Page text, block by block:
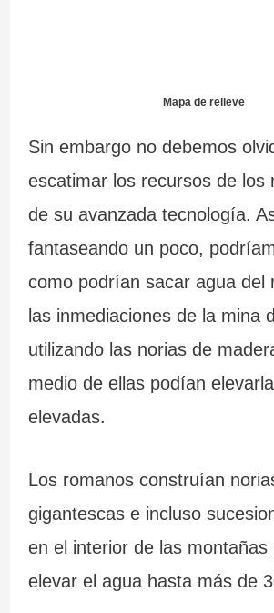
Mapa de relieve
Sin embargo no debemos
escatimar los recursos de los
de su avanzada tecnología.
fantaseando un poco,
como podrían sacar agua del
las inmediaciones de la mina
utilizando las norias de
medio de ellas podían
elevadas.
Los romanos construían
gigantescas e incluso
en el interior de las montañas
elevar el agua hasta más de